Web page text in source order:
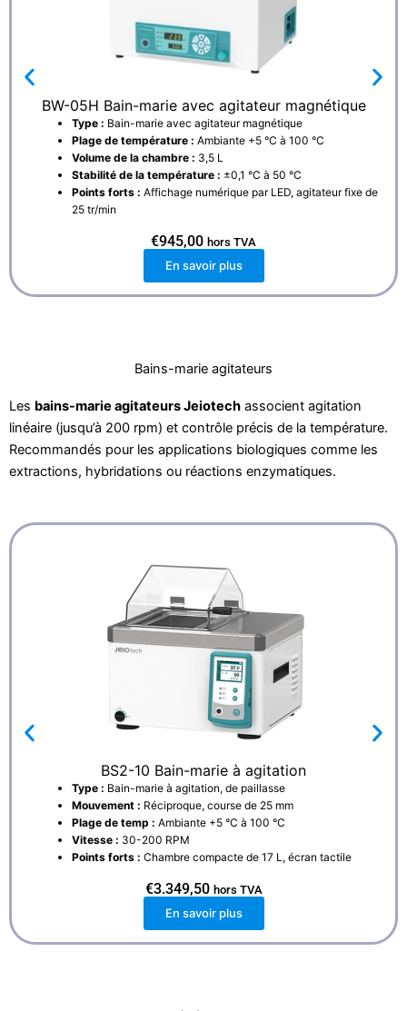
BW-05H Bain-marie avec agitateur magnétique
Type : Bain-marie avec agitateur magnétique
Plage de température : Ambiante +5 °C à 100 °C
Volume de la chambre : 3,5 L
Stabilité de la température : ±0,1 °C à 50 °C
Points forts : Affichage numérique par LED, agitateur fixe de
25 tr/min
€945,00 hors TVA
En savoir plus
Bains-marie agitateurs
Les bains-marie agitateurs Jeiotech associent agitation
linéaire (jusqu’à 200 rpm) et contrôle précis de la température.
Recommandés pour les applications biologiques comme les
extractions, hybridations ou réactions enzymatiques.
BS2-10 Bain-marie à agitation
Type : Bain-marie à agitation, de paillasse
Mouvement : Réciproque, course de 25 mm
Plage de temp : Ambiante +5 °C à 100 °C
Vitesse : 30-200 RPM
Points forts : Chambre compacte de 17 L, écran tactile
€3.349,50 hors TVA
En savoir plus